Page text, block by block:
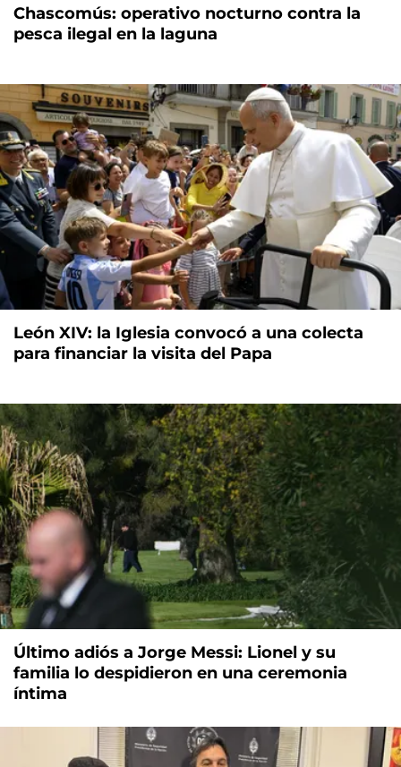
Chascomús: operativo nocturno contra la
pesca ilegal en la laguna
León XIV: la Iglesia convocó a una colecta
para financiar la visita del Papa
Último adiós a Jorge Messi: Lionel y su
familia lo despidieron en una ceremonia
íntima